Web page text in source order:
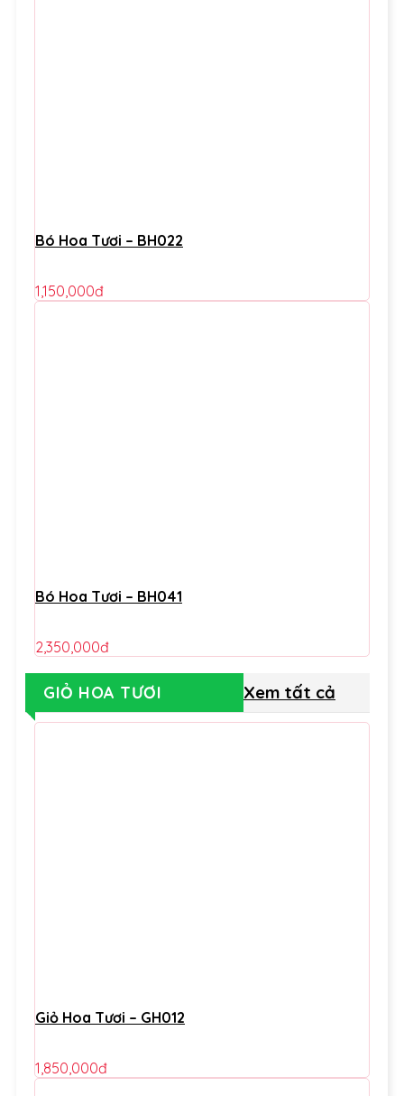
Bó Hoa Tươi – BH022
1,150,000đ
Bó Hoa Tươi – BH041
2,350,000đ
GIỎ HOA TƯƠI Xem tất cả
Giỏ Hoa Tươi – GH012
1,850,000đ